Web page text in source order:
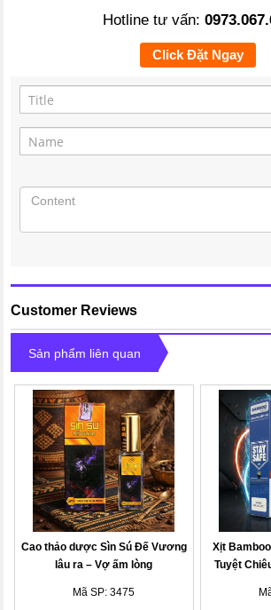
Hotline tư vấn:
Click Đặt Ngay
Customer Reviews
Sản phẩm liên quan
Cao thảo dược Sìn Sú Đế Vương
lâu ra – Vợ ấm lòng
Mã SP: 3475
Xịt
Tuyệt